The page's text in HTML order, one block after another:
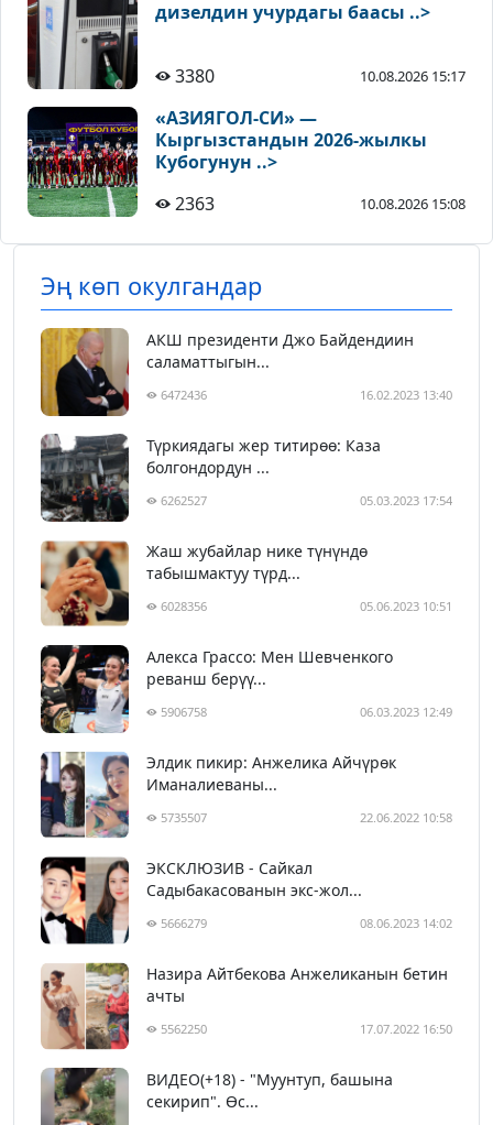
дизелдин учурдагы баасы ..>
3380 10.08.2026 15:17
«АЗИЯГОЛ-СИ» —
Кыргызстандын 2026-жылкы
Кубогунун ..>
2363
10.08.2026 15:08
Эң көп окулгандар
АКШ президенти Джо Байдендиин
саламаттыгын...
6472436 16.02.2023 13:40
Түркиядагы жер титирөө: Каза
болгондордун ...
6262527 05.03.2023 17:54
Жаш жубайлар нике түнүндө
табышмактуу түрд...
6028356 05.06.2023 10:51
Алекса Грассо: Мен Шевченкого
реванш берүү...
5906758 06.03.2023 12:49
Элдик пикир: Анжелика Айчүрөк
Иманалиеваны...
5735507 22.06.2022 10:58
ЭКСКЛЮЗИВ - Сайкал
Садыбакасованын экс-жол...
5666279 08.06.2023 14:02
Назира Айтбекова Анжеликанын бетин
ачты
5562250 17.07.2022 16:50
ВИДЕО(+18) - "Муунтуп, башына
секирип". Өс...